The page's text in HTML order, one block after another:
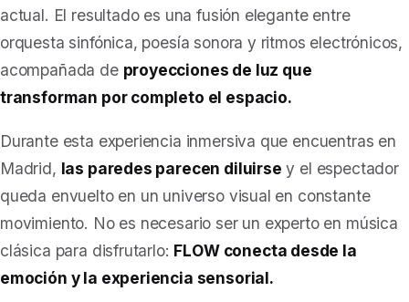
actual. El resultado es una fusión elegante entre
orquesta sinfónica, poesía sonora y ritmos electrónicos,
acompañada de proyecciones de luz que
transforman por completo el espacio.
Durante esta experiencia inmersiva que encuentras en
Madrid, las paredes parecen diluirse y el espectador
queda envuelto en un universo visual en constante
movimiento. No es necesario ser un experto en música
clásica para disfrutarlo: FLOW conecta desde la
emoción y la experiencia sensorial.